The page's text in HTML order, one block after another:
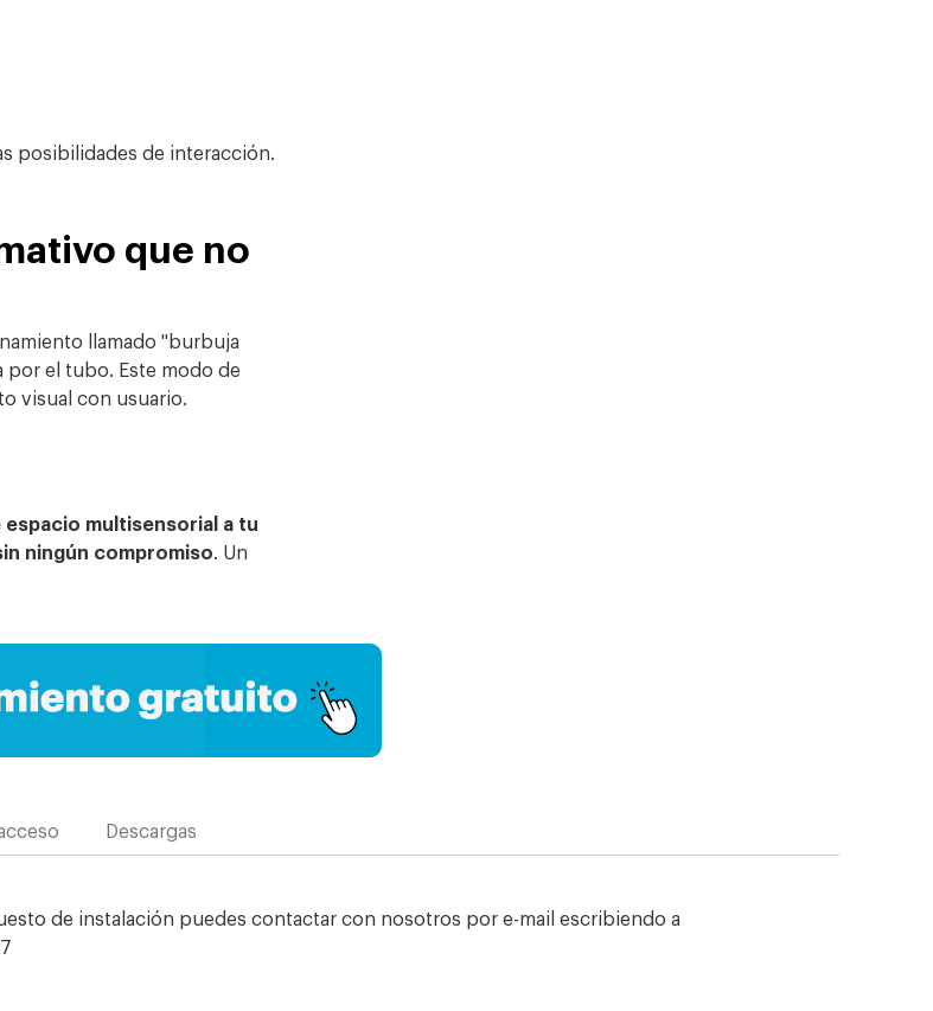
posibilidades de interacción.
que no
llamado "burbuja
por el tubo. Este modo de
visual con usuario.
espacio multisensorial a tu
ningún compromiso. Un
Descargas
de instalación puedes contactar con nosotros por e-mail escribiendo a